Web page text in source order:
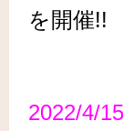
を開催!!
2022/4/